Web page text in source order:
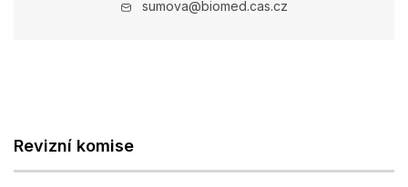
sumova@biomed.cas.cz
Revizní komise